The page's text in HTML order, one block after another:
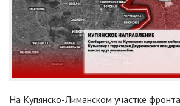
На Купянско-Лиманском участке